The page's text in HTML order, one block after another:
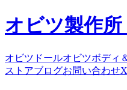
オビツ製作
オビツドールオビツボディ
ストアブログお問い合わせ